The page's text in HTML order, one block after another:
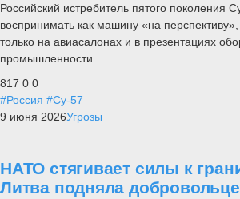
Российский истребитель пятого поколения
воспринимать как машину «на перспективу»,
только на авиасалонах и в презентациях
промышленности.
817 0 0
#Россия #Су-57
9 июня 2026Угрозы
НАТО стягивает силы к
Литва подняла